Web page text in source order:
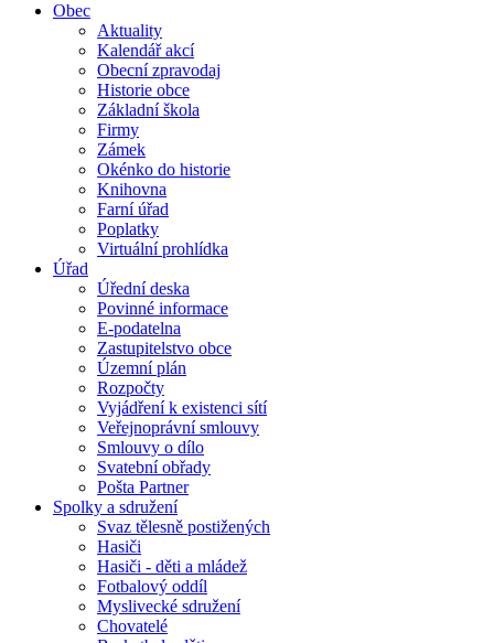
Obec
Aktuality
Kalendář akcí
Obecní zpravodaj
Historie obce
Základní škola
Firmy
Zámek
Okénko do historie
Knihovna
Farní úřad
Poplatky
Virtuální prohlídka
Úřad
Úřední deska
Povinné informace
E-podatelna
Zastupitelstvo obce
Územní plán
Rozpočty
Vyjádření k existenci sítí
Veřejnoprávní smlouvy
Smlouvy o dílo
Svatební obřady
Pošta Partner
Spolky a sdružení
Svaz tělesně postižených
Hasiči
Hasiči - děti a mládež
Fotbalový oddíl
Myslivecké sdružení
Chovatelé